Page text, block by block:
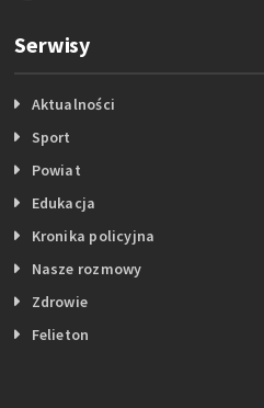
Serwisy
Aktualności
Sport
Powiat
Edukacja
Kronika policyjna
Nasze rozmowy
Zdrowie
Felieton